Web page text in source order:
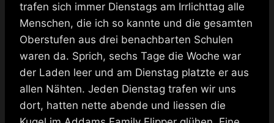
trafen sich immer Dienstags am Irrlichttag alle
Menschen, die ich so kannte und die gesamten
Oberstufen aus drei benachbarten Schulen
waren da. Sprich, sechs Tage die Woche war
der Laden leer und am Dienstag platzte er aus
allen Nähten. Jeden Dienstag trafen wir uns
dort, hatten nette abende und liessen die